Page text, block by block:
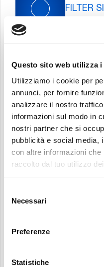
Questo sito web utilizza i
Utilizziamo i cookie per
annunci, per fornire
analizzare il nostro
informazioni sul modo in
nostri partner che si
pubblicità e social media,
con altre informazioni che
raccolto dal tuo utilizzo
delNecessari
Preferenze
Statistiche
Cerca:
FILTER
POWER